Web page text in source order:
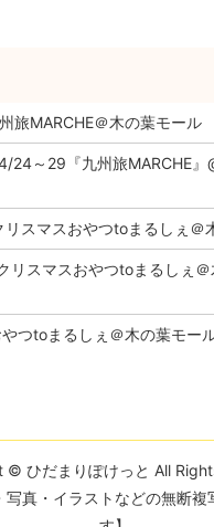
旅MARCHE＠木の葉モール
24～29『九州旅MARCHE』
リスマスおやつtoまるしぇ＠
リスマスおやつtoまるしぇ
やつtoまるしぇ＠木の葉モー
© ひだまりぽけっと All
写真・イラストなどの無断複